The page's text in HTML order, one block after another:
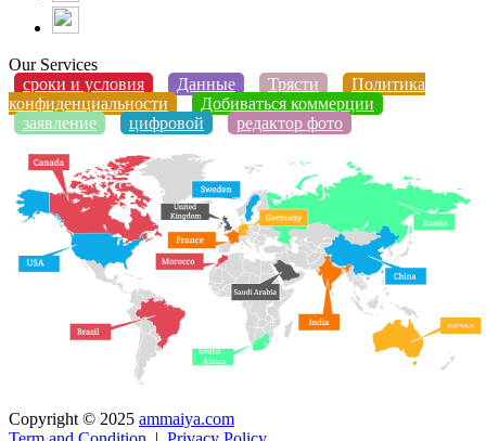
Our Services
сроки и условия
Данные Трясти
Политика
конфиденциальности
Добиваться коммерции
заявление
цифровой редактор фото
Copyright © 2025 ammaiya.com